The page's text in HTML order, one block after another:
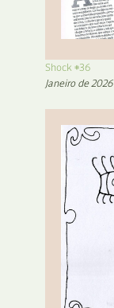
Shock #36
Janeiro de 2026